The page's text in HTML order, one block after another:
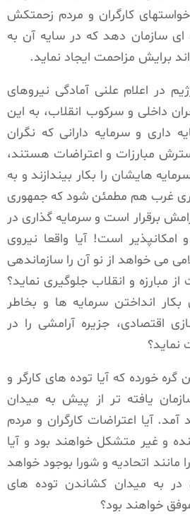
خواستهای کارگران و مردم زحمتکش
ای سازمان دهد که در سایه آن به
برایش مزاحمت ایجاد نماید.
در اعلام علنی آمادگی نیروهای
داخلی و سرکوب انقلاب، به این
داری و سرمایه دارانی که نگران
مبارزات و اعتراضات هستند،
هایشان را بکار بیندازند و به
غرب هم مطمئن شود که جمهوری
برقرار است و سرمایه گذاری در
امکانپذیر است! آیا واقعا نیروی
می خواهد از نو آن را سازماندهی
مبارزه و انقلاب جلوگیری نماید؟
بکار انداختن سرمایه ها و بخاطر
اقتصادی، جزیره آرامشی را در
نماید؟
خورده که آیا توده های کارگر و
یافته تر از پیش به میدان
آمد. آیا اعتراضات کارگران و مردم
و غیر متشکل خواهند بود و آیا
مانند اتحادیه و شورا بوجود خواهد
در به میدان کشاندن توده های
خواهند بود؟